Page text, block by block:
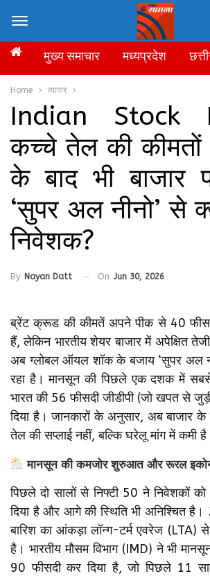
Home व्यापार
Indian Stock
कच्चे तेल की कीमतों
के बाद भी बाजार
‘सुपर अल नीनो’ से
निवेशक?
By Nayan Datt On Jun 30, 2026
ब्रेंट क्रूड की कीमतें अपने पीक से 40
हैं, लेकिन भारतीय शेयर बाजार में अपेक्षित
अब ग्लोबल ऑयल शॉक के बजाय ‘सुपर अल
रहा है। मानसून की पिछले एक दशक में
भारत की 56 फीसदी जीडीपी (जो खपत से
दिया है। जानकारों के अनुसार, अब बाजार
तेल की सप्लाई नहीं, बल्कि घरेलू मांग में कमी
मानसून की कमजोर शुरुआत और रूरल
पिछले दो सालों से निफ्टी 50 ने निवेशकों को
दिया है और आगे की स्थिति भी अनिश्चित
बारिश का आंकड़ा लॉन्ग-टर्म एवरेज (LTA)
है। भारतीय मौसम विभाग (IMD) ने भी
90 फीसदी कर दिया है, जो पिछले 11
मुख्य समाचार मध्यप्रदेश